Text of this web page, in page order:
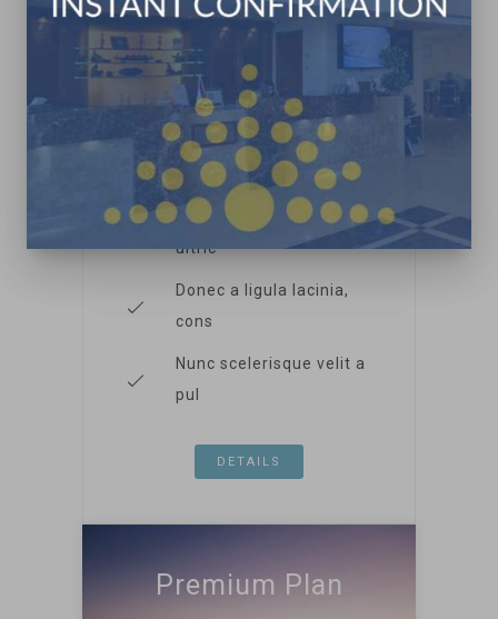
LOREM IPSUM
Praesent ultrices urna
purus
Sed vitae tristique nisl
ultric
Donec a ligula lacinia,
cons
Nunc scelerisque velit a
pul
DETAILS
Premium Plan